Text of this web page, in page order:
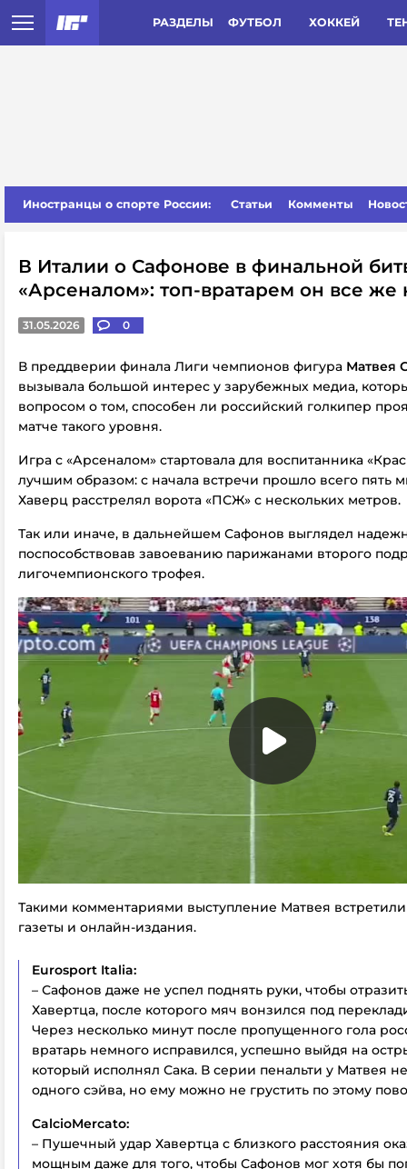
РАЗДЕЛЫ ФУТБОЛ ХОККЕЙ
Иностранцы о спорте России: Статьи Комменты
В Италии о Сафонове в финальной
«Арсеналом»: топ-вратарем он все же
31.05.2026 0
В преддверии финала Лиги чемпионов фигура Матвея
вызывала большой интерес у зарубежных медиа,
вопросом о том, способен ли российский голкипер
матче такого уровня.
Игра с «Арсеналом» стартовала для воспитанника
лучшим образом: с начала встречи прошло всего пять
Хаверц расстрелял ворота «ПСЖ» с нескольких метров.
Так или иначе, в дальнейшем Сафонов выглядел
поспособствовав завоеванию парижанами второго
лигочемпионского трофея.
Такими комментариями выступление Матвея встретили
газеты и онлайн-издания.
Eurosport Italia:
– Сафонов даже не успел поднять руки, чтобы
Хавертца, после которого мяч вонзился под
Через несколько минут после пропущенного гола
вратарь немного исправился, успешно выйдя на
который исполнял Сака. В серии пенальти у Матвея
одного сэйва, но ему можно не грустить по этому
CalcioMercato:
– Пушечный удар Хавертца с близкого расстояния
мощным даже для того, чтобы Сафонов мог хотя бы